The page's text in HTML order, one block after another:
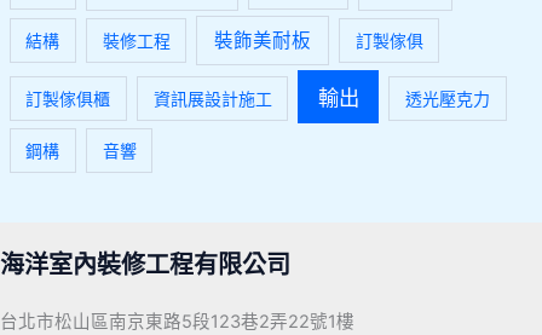
結構 裝修工程 裝飾美耐板 訂製傢俱
訂製傢俱櫃 資訊展設計施工 輸出 透光壓克力
鋼構 音響
海洋室內裝修工程有限公司
台北市松山區南京東路5段123巷2弄22號1樓